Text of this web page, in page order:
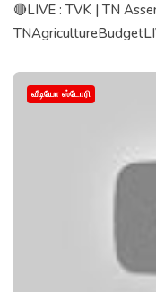
🔴LIVE : TVK | TN
வீடியோ ஸ்டோரி